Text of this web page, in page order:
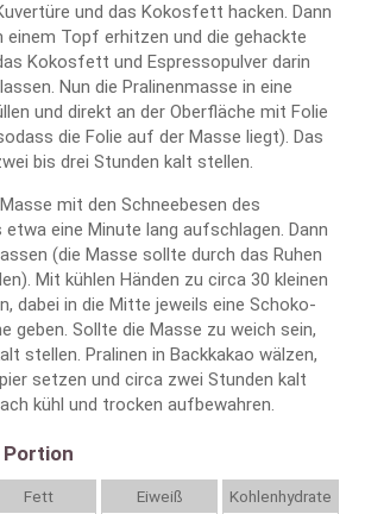
und das Kokosfett hacken. Dann
einem Topf erhitzen und die gehackte
Kokosfett und Espressopulver darin
Nun die Pralinenmasse in eine
und direkt an der Oberfläche mit Folie
die Folie auf der Masse liegt). Das
bis drei Stunden kalt stellen.
mit den Schneebesen des
etwa eine Minute lang aufschlagen. Dann
(die Masse sollte durch das Ruhen
Mit kühlen Händen zu circa 30 kleinen
dabei in die Mitte jeweils eine Schoko-
geben. Sollte die Masse zu weich sein,
stellen. Pralinen in Backkakao wälzen,
setzen und circa zwei Stunden kalt
kühl und trocken aufbewahren.
Fett
Eiweiß
Kohlenhydrate